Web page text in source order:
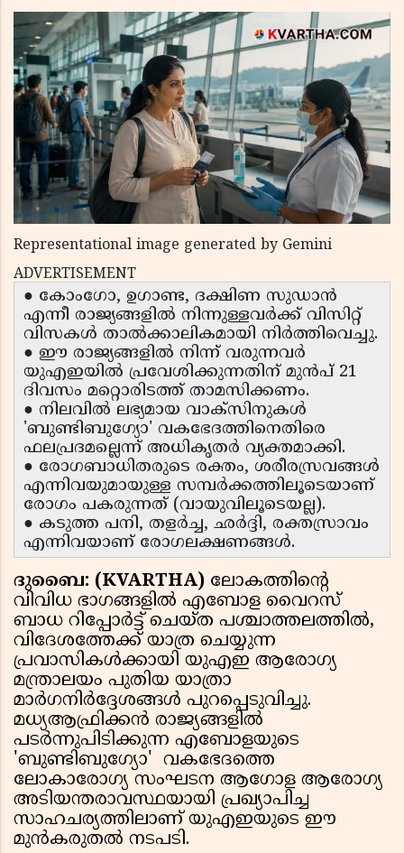
Representational image generated by Gemini
ADVERTISEMENT
● കോംഗോ, ഉഗാണ്ട, ദക്ഷിണ സുഡാൻ
എന്നീ രാജ്യങ്ങളിൽ നിന്നുള്ളവർക്ക് വിസിറ്റ്
വിസകൾ താൽക്കാലികമായി നിർത്തിവെച്ചു.
● ഈ രാജ്യങ്ങളിൽ നിന്ന് വരുന്നവർ
യുഎഇയിൽ പ്രവേശിക്കുന്നതിന് മുൻപ് 21
ദിവസം മറ്റൊരിടത്ത് താമസിക്കണം.
● നിലവിൽ ലഭ്യമായ വാക്സിനുകൾ
'ബുണ്ടിബുഗ്യോ' വകഭേദത്തിനെതിരെ
ഫലപ്രദമല്ലെന്ന് അധികൃതർ വ്യക്തമാക്കി.
● രോഗബാധിതരുടെ രക്തം, ശരീരസ്രവങ്ങൾ
എന്നിവയുമായുള്ള സമ്പർക്കത്തിലൂടെയാണ്
രോഗം പകരുന്നത് (വായുവിലൂടെയല്ല).
● കടുത്ത പനി, തളർച്ച, ഛർദ്ദി, രക്തസ്രാവം
എന്നിവയാണ് രോഗലക്ഷണങ്ങൾ.
ദുബൈ: (KVARTHA) ലോകത്തിന്റെ
വിവിധ ഭാഗങ്ങളിൽ എബോള വൈറസ്
ബാധ റിപ്പോർട്ട് ചെയ്ത പശ്ചാത്തലത്തിൽ,
വിദേശത്തേക്ക് യാത്ര ചെയ്യുന്ന
പ്രവാസികൾക്കായി യുഎഇ ആരോഗ്യ
മന്ത്രാലയം പുതിയ യാത്രാ
മാർഗനിർദ്ദേശങ്ങൾ പുറപ്പെടുവിച്ചു.
മധ്യആഫ്രിക്കൻ രാജ്യങ്ങളിൽ
പടർന്നുപിടിക്കുന്ന എബോളയുടെ
'ബുണ്ടിബുഗ്യോ' വകഭേദത്തെ
ലോകാരോഗ്യ സംഘടന ആഗോള ആരോഗ്യ
അടിയന്തരാവസ്ഥയായി പ്രഖ്യാപിച്ച
സാഹചര്യത്തിലാണ് യുഎഇയുടെ ഈ
മുൻകരുതൽ നടപടി.